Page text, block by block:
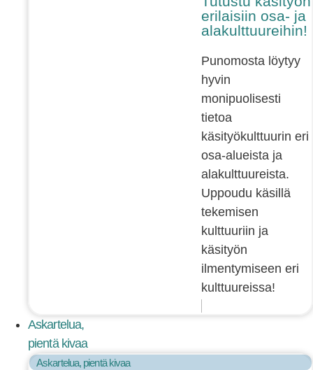
erilaisiin osa- ja
alakulttuureihin!
Punomosta löytyy
hyvin
monipuolisesti
tietoa
käsityökulttuurin eri
osa-alueista ja
alakulttuureista.
Uppoudu käsillä
tekemisen
kulttuuriin ja
käsityön
ilmentymiseen eri
kulttuureissa!
Askartelua,
pientä kivaa
Askartelua, pientä kivaa